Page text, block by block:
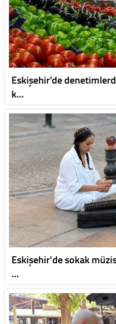
Eskişehir’de
k…
Eskişehir'de sokak
…